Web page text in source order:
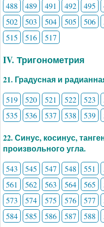
488 489 491 492 495
502
503 504 505 506
515
516 517
IV. Тригонометрия
21. Градусная и
519 520 521 522 523
535
536 537 538 539
22. Синус, косинус,
произвольного угла.
543 545 547 548 551
561
562 563 564 565
573
574 575 576 577
584
585 586 587 588